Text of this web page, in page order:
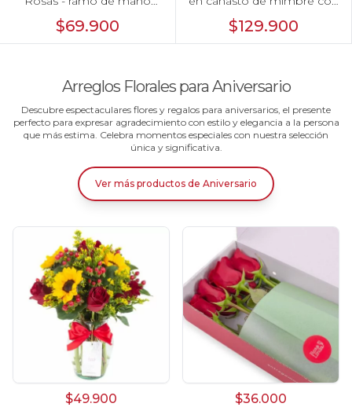
con girasoles y rosas
blanco
$69.900
girasoles, mini rosas,
gypsophila e hypericum
$129.900
Arreglos Florales para Aniversario
Descubre espectaculares flores y regalos para aniversarios, el presente
perfecto para expresar agradecimiento con estilo y elegancia a la persona
que más estima. Celebra momentos especiales con nuestra selección
única y significativa.
Ver más productos de Aniversario
$49.900 $36.000